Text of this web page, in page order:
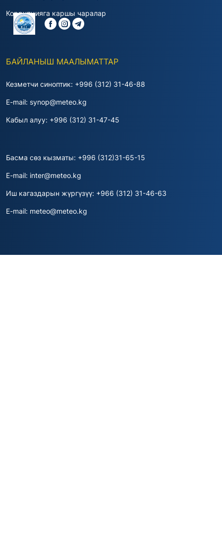
Коррупцияга каршы чаралар
БАЙЛАНЫШ МААЛЫМАТТАР
Кезметчи синоптик: +996 (312) 31-46-88
E-mail: synop@meteo.kg
Кабыл алуу: +996 (312) 31-47-45
Басма сөз кызматы: +996 (312)31-65-15
E-mail: inter@meteo.kg
Иш кагаздарын жүргүзүү: +966 (312) 31-46-63
E-mail: meteo@meteo.kg